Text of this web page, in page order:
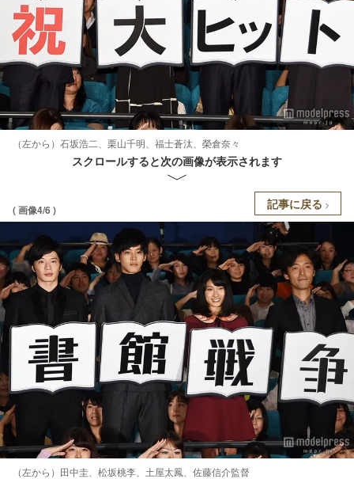
（左から）石坂浩二、栗山千明、福士蒼汰、榮倉奈々
スクロールすると次の画像が表示されます
( 画像4/6 ) 記事に戻る
（左から）田中圭、松坂桃李、土屋太鳳、佐藤信介監督